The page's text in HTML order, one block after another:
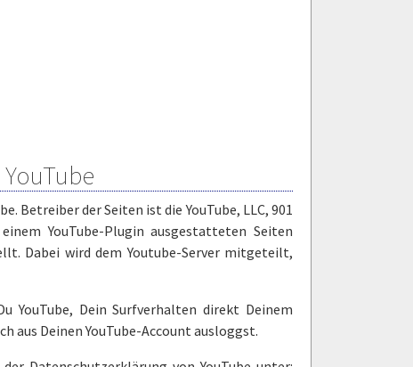
Betreiber der Seiten ist die YouTube, LLC, 901
YouTube-Plugin ausgestatteten Seiten
Dabei wird dem Youtube-Server mitgeteilt,
YouTube, Dein Surfverhalten direkt Deinem
aus Deinen YouTube-Account ausloggst.